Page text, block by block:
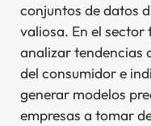
conjuntos de datos
valiosa. En el
analizar tendencias
del consumidor e
generar modelos
empresas a tomar